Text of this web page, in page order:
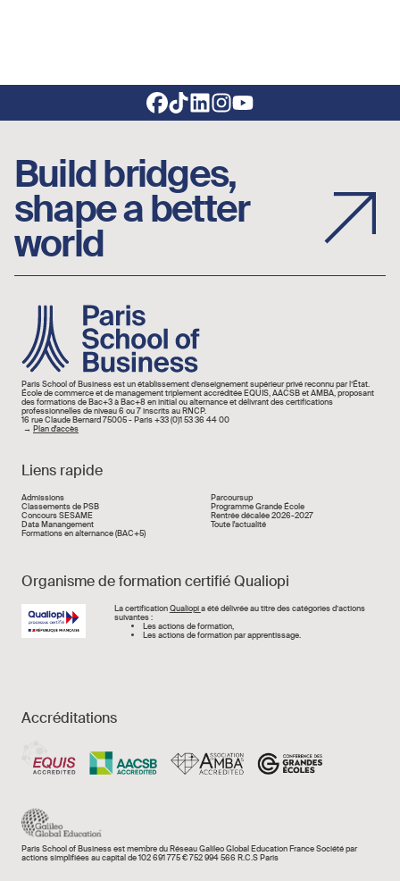
Footer social links
Build bridges,
shape a better
world
Image
Paris School of Business est un établissement d’enseignement supérieur privé reconnu par l’État.
École de commerce et de management triplement accréditée EQUIS, AACSB et AMBA, proposant
des formations de Bac+3 à Bac+8 en initial ou alternance et délivrant des certifications
professionnelles de niveau 6 ou 7 inscrits au RNCP.
16 rue Claude Bernard 75005 - Paris +33 (0)1 53 36 44 00
→ Plan d'accès
Liens rapide
Liens rapide
Admissions
Classements de PSB
Concours SESAME
Data Manangement
Formations en alternance (BAC+5)
Parcoursup
Programme Grande École
Rentrée décalée 2026-2027
Toute l'actualité
Organisme de formation certifié Qualiopi
Image La certificationQualiopia été délivrée au titre des catégories d’actions
suivantes :
Les actions de formation,
Les actions de formation par apprentissage.
Accréditations
Paris School of Business est membre du Réseau Galileo Global Education France Société par
actions simplifiées au capital de 102 691 775 € 752 994 566 R.C.S Paris